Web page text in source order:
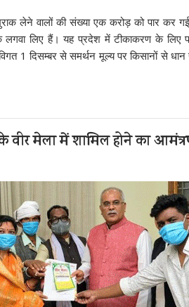
खुराक लेने वालों की संख्या एक करोड़ को पार
लिए हैं। यह प्रदेश में टीकाकरण के लिए
1 दिसम्बर से समर्थन मूल्य पर किसानों से
के वीर मेला में शामिल होने का